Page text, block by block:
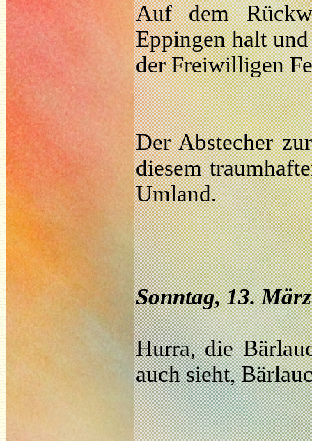
Auf dem
Eppingen halt
der Freiwilligen
Der Abstecher
diesem
Umland.
Sonntag, 13. März
Hurra, die
auch sieht,